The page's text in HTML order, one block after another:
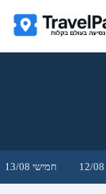
חמישי 13/08